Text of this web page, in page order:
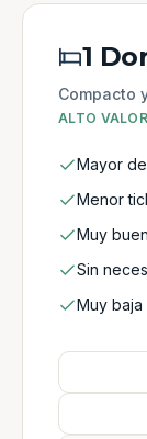
1
Compacto
ALTO
Mayor
Menor
Muy
Sin
Muy